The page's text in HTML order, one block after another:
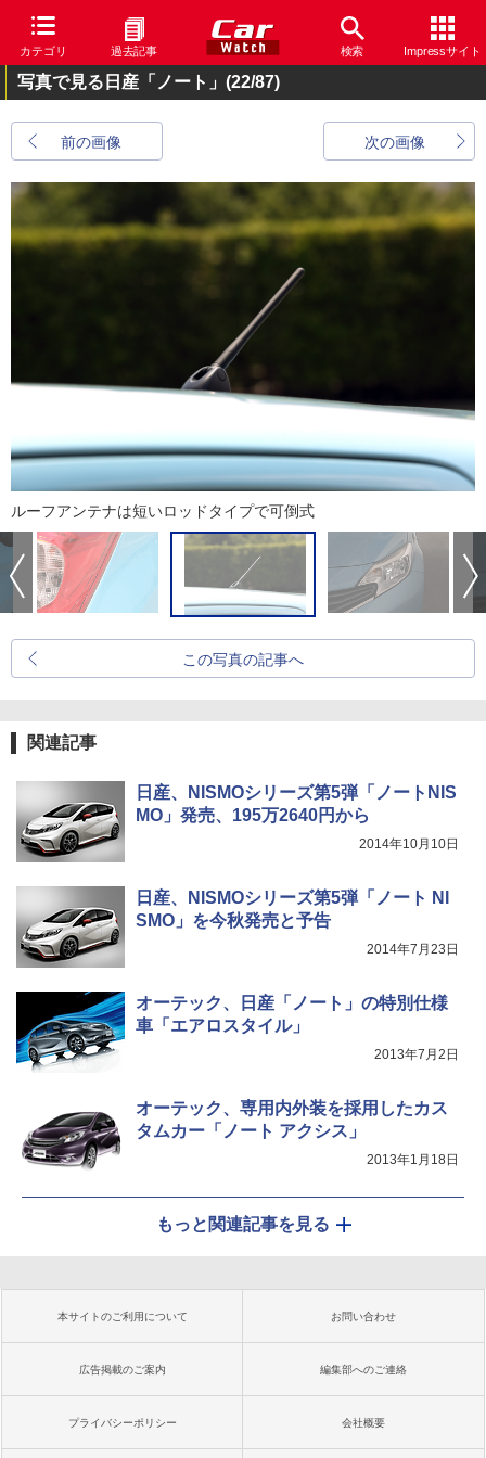
カテゴリ 過去記事 検索 Impressサイト
写真で見る日産「ノート」 (22/87)
前の画像 次の画像
ルーフアンテナは短いロッドタイプで可倒式
この写真の記事へ
関連記事
日産、NISMOシリーズ第5弾「ノートNIS
MO」発売、195万2640円から
2014年10月10日
日産、NISMOシリーズ第5弾「ノート NI
SMO」を今秋発売と予告
2014年7月23日
オーテック、日産「ノート」の特別仕様
車「エアロスタイル」
2013年7月2日
オーテック、専用内外装を採用したカス
タムカー「ノート アクシス」
2013年1月18日
もっと関連記事を見る
本サイトのご利用について お問い合わせ
広告掲載のご案内 編集部へのご連絡
プライバシーポリシー 会社概要